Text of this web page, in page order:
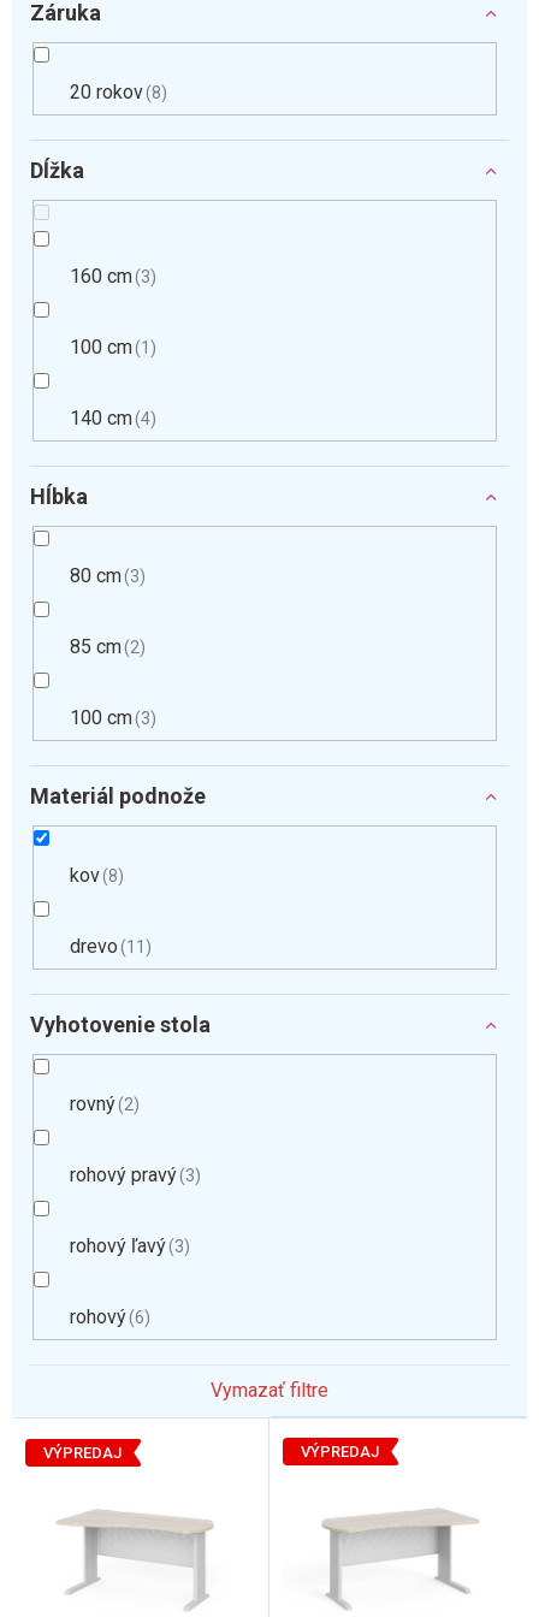
Záruka
20 rokov 8
Dĺžka
160 cm 3
100 cm 1
140 cm 4
Hĺbka
80 cm 3
85 cm 2
100 cm 3
Materiál podnože
kov 8
drevo 11
Vyhotovenie stola
rovný 2
rohový pravý 3
rohový ľavý 3
rohový 6
Vymazať filtre
V
VÝPREDAJ VÝPREDAJ